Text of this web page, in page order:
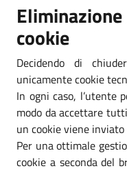
cookie
Decidendo di
unicamente cookie
In ogni caso, l’utente
modo da accettare
un cookie viene
Per una ottimale
cookie a seconda del